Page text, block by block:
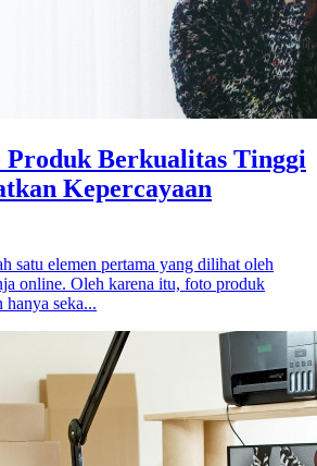
Produk Berkualitas Tinggi
Kepercayaan
satu elemen pertama yang dilihat oleh
online. Oleh karena itu, foto produk
seka...